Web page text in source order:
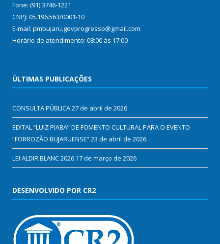
Fone: (91) 3746-1221
CNPJ: 05.196.563/0001-10
E-mail: pmbujaru.govprogresso@gmail.com
Horário de atendimento: 08:00 às 17:00
ÚLTIMAS PUBLICAÇÕES
CONSULTA PÚBLICA27 de abril de 2026
EDITAL “LUIZ PIABA” DE FOMENTO CULTURAL PARA O EVENTO
“FORROZÃO BUJARUENSE”23 de abril de 2026
LEI ALDIR BLANC 2026 17 de março de 2026
DESENVOLVIDO POR CR2